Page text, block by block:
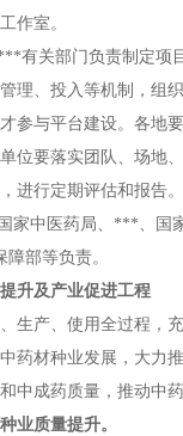
作室。
有关部门负责制定项
理、投入等机制，组
参与平台建设。各地
位要落实团队、场地
进行定期评估和报告。
家中医药局、***、国
部等负责。
升及产业促进工程
生产、使用全过程，
药材种业发展，大力
中成药质量，推动中
业质量提升。